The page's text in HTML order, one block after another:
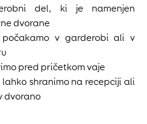
del, ki je namenjen
dvorane
v garderobi ali v
pred pričetkom vaje
shranimo na recepciji ali
dvorano